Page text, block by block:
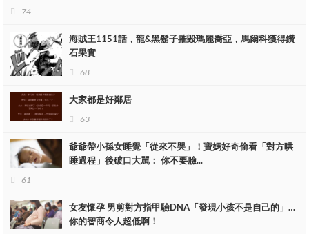
態，大概在大將之上，四皇之下！但有不死之身，所以會更加棘
74
海賊王1151話，龍&黑鬍子摧毀瑪麗喬亞，馬爾科獲得鑽
石果實
68
大家都是好鄰居
63
爺爺帶小孫女睡覺「從來不哭」！寶媽好奇偷看「對方哄
睡過程」後破口大駡： 你不要臉...
61
女友懷孕 男剪對方指甲驗DNA「發現小孩不是自己的」…
你的智商令人超低啊！